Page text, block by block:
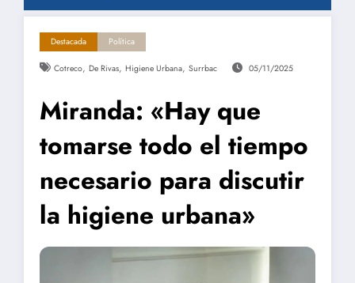
Destacada Política
Cotreco, De Rivas, Higiene Urbana, Surrbac 05/11/2025
Miranda: «Hay que
tomarse todo el tiempo
necesario para discutir
la higiene urbana»